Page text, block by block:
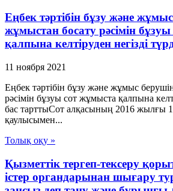
Еңбек тәртібін бұзу және
жұмыстан босату рәсімін
қалпына келтіруден негізді
11 ноября 2021
Еңбек тәртібін бұзу және жұмыс
рәсімін бұзуы сот жұмыста қалпына
бас тарттыСот алқасының 2016 жылғы
қаулысымен...
Толық оқу »
Қызметтік тергеп-тексеру
істер органдарынан шығару